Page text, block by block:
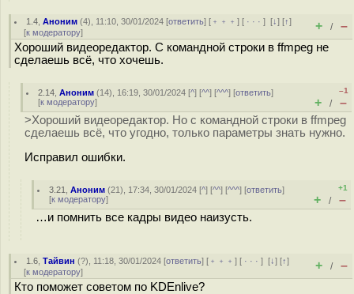
1.4 ,Аноним (4), 11:10, 30/01/2024 [ответить] [ ﹢﹢﹢] [ · · ·][↓] [↑]
[к модератору] + / –
Хороший видеоредактор. С командной строки в ffmpeg не
сделаешь всё, что хочешь.
2.14 ,Аноним (14), 16:19, 30/01/2024 [^] [^^] [^^^] [ответить]
[к модератору]
–1
+ / –
>Хороший видеоредактор. Но с командной строки в ffmpeg
сделаешь всё, что угодно, только параметры знать нужно.
Исправил ошибки.
3.21 ,Аноним (21), 17:34, 30/01/2024 [^] [^^] [^^^] [ответить]
[к модератору]
+1
+ / –
…и помнить все кадры видео наизусть.
1.6 ,Тайвин (?), 11:18, 30/01/2024 [ответить] [ ﹢﹢﹢] [ · · ·][↓] [↑]
[к модератору] + / –
Кто поможет советом по KDEnlive?